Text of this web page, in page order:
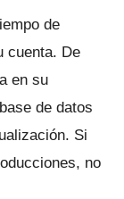
de
cuenta. De
en su
de datos
Si
no